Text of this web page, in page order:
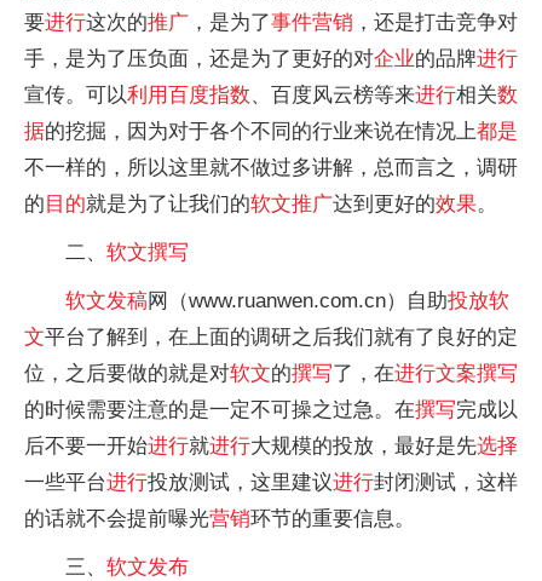
要进行这次的推广 ，是为了事件营销 ，还是打击竞争对
手，是为了压负面，还是为了更好的对企业的品牌进行
宣传。可以利用 百度指数、百度风云榜等来进行相关数
据的挖掘，因为对于各个不同的行业来说在情况上都是
不一样的，所以这里就不做过多讲解，总而言之，调研
的 目的就是为了让我们的软文推广达到更好的效果。
二、 软文撰写
软文发稿网（www.ruanwen.com.cn）自助投放软
文平台了解到，在上面的调研之后我们就有了良好的定
位，之后要做的就是对软文的撰写了，在进行文案撰写
的时候需要注意的是一定不可操之过急。在撰写完成以
后不要一开始进行就进行大规模的投放，最好是先选择
一些平台进行投放测试，这里建议进行封闭测试，这样
的话就不会提前曝光营销环节的重要信息。
三、 软文发布